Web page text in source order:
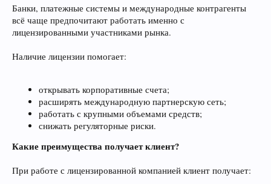
Банки, платежные системы и международные контрагенты
всё чаще предпочитают работать именно с
лицензированными участниками рынка.
Наличие лицензии помогает:
открывать корпоративные счета;
расширять международную партнерскую сеть;
работать с крупными объемами средств;
снижать регуляторные риски.
Какие преимущества получает клиент?
При работе с лицензированной компанией клиент получает: